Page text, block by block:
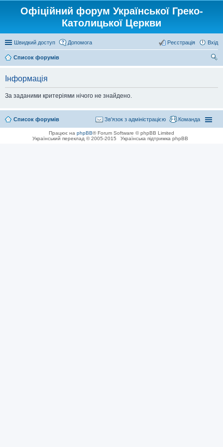
Офіційний форум Української Греко-
Католицької Церкви
Швидкий доступ Допомога Вхід
Реєстрація
Список форумів
Інформація
За заданими критеріями нічого не знайдено.
Список форумів Команда
Зв'язок з адміністрацією
Працює на phpBB® Forum Software © phpBB Limited
Український переклад © 2005-2015
Українська підтримка phpBB